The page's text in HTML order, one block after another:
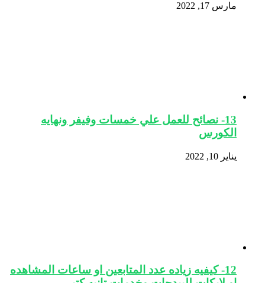
مارس 17, 2022
13- نصائح للعمل علي خمسات وفيفر ونهايه
الكورس
يناير 10, 2022
12- كيفيه زياده عدد المتابعين او ساعات المشاهده